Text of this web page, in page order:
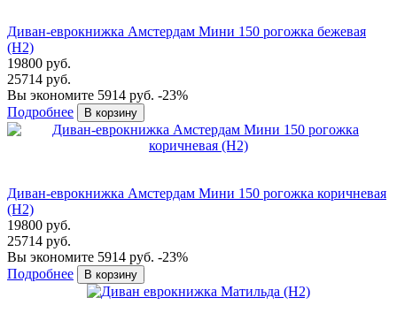
Диван-еврокнижка Амстердам Мини 150 рогожка бежевая
(H2)
19800 руб.
25714 руб.
Вы экономите 5914 руб. -23%
Подробнее
Диван-еврокнижка Амстердам Мини 150 рогожка коричневая
(H2)
19800 руб.
25714 руб.
Вы экономите 5914 руб. -23%
Подробнее